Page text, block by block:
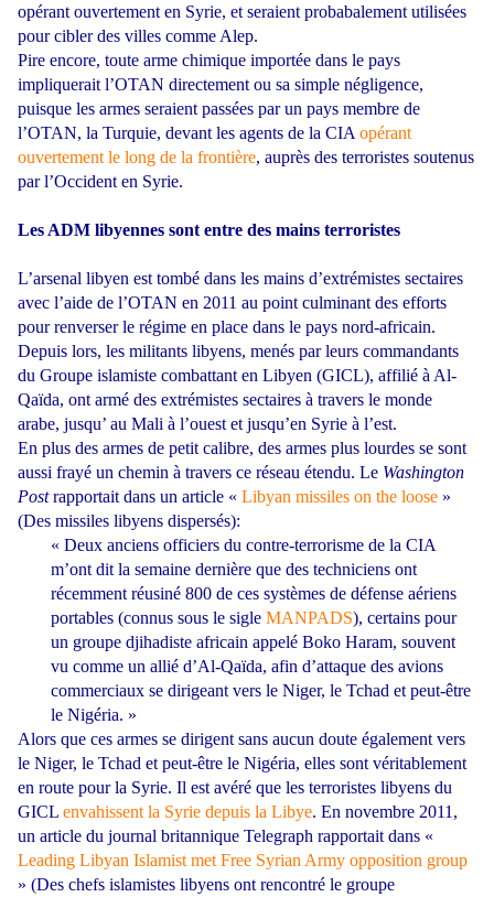
opérant ouvertement en Syrie, et seraient probabalement utilisées
pour cibler des villes comme Alep.
Pire encore, toute arme chimique importée dans le pays
impliquerait l’OTAN directement ou sa simple négligence,
puisque les armes seraient passées par un pays membre de
l’OTAN, la Turquie, devant les agents de la CIA opérant
ouvertement le long de la frontière, auprès des terroristes soutenus
par l’Occident en Syrie.
Les ADM libyennes sont entre des mains terroristes
L’arsenal libyen est tombé dans les mains d’extrémistes sectaires
avec l’aide de l’OTAN en 2011 au point culminant des efforts
pour renverser le régime en place dans le pays nord-africain.
Depuis lors, les militants libyens, menés par leurs commandants
du Groupe islamiste combattant en Libyen (GICL), affilié à Al-
Qaïda, ont armé des extrémistes sectaires à travers le monde
arabe, jusqu’ au Mali à l’ouest et jusqu’en Syrie à l’est.
En plus des armes de petit calibre, des armes plus lourdes se sont
aussi frayé un chemin à travers ce réseau étendu. Le Washington
Postrapportait dans un article « Libyan missiles on the loose »
(Des missiles libyens dispersés):
« Deux anciens officiers du contre-terrorisme de la CIA
m’ont dit la semaine dernière que des techniciens ont
récemment réusiné 800 de ces systèmes de défense aériens
portables (connus sous le sigle MANPADS), certains pour
un groupe djihadiste africain appelé Boko Haram, souvent
vu comme un allié d’Al-Qaïda, afin d’attaque des avions
commerciaux se dirigeant vers le Niger, le Tchad et peut-être
le Nigéria. »
Alors que ces armes se dirigent sans aucun doute également vers
le Niger, le Tchad et peut-être le Nigéria, elles sont véritablement
en route pour la Syrie. Il est avéré que les terroristes libyens du
GICL envahissent la Syrie depuis la Libye. En novembre 2011,
un article du journal britannique Telegraph rapportait dans «
Leading Libyan Islamist met Free Syrian Army opposition group
» (Des chefs islamistes libyens ont rencontré le groupe